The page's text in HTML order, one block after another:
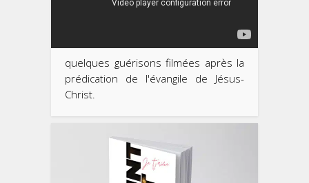
quelques guérisons filmées après la
prédication de l'évangile de Jésus-
Christ.